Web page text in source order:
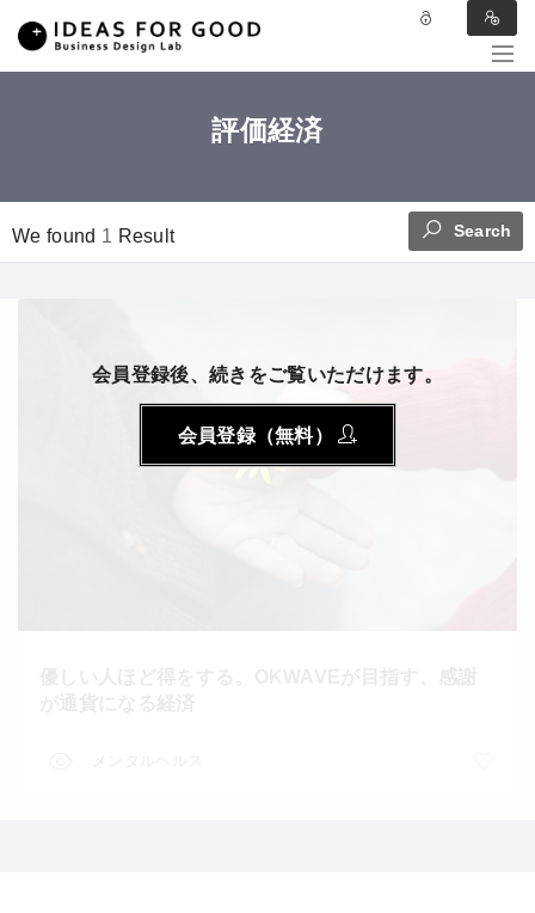
評価経済
We found 1 Result Search
会員登録後、続きをご覧いただけます。
会員登録（無料）